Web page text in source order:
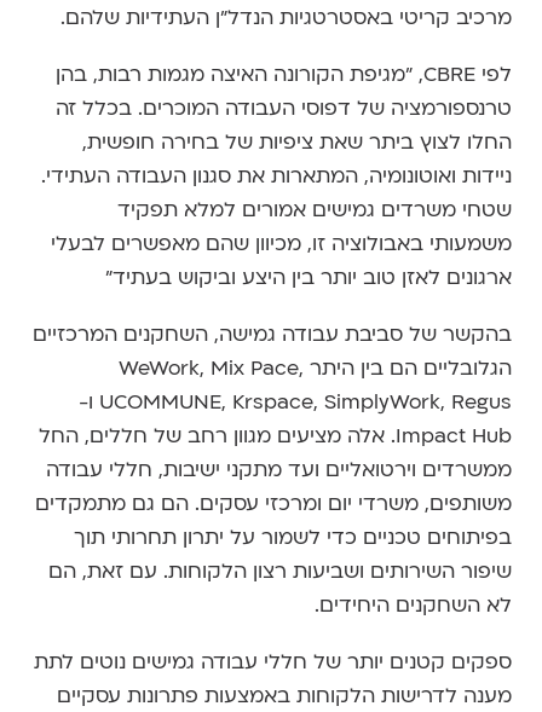
מרכיב קריטי באסטרטגיות הנדל"ן העתידיות שלהם.
לפי CBRE, "מגיפת הקורונה האיצה מגמות רבות, בהן
טרנספורמציה של דפוסי העבודה המוכרים. בכלל זה
החלו לצוץ ביתר שאת ציפיות של בחירה חופשית,
ניידות ואוטונומיה, המתארות את סגנון העבודה העתידי.
שטחי משרדים גמישים אמורים למלא תפקיד
משמעותי באבולוציה זו, מכיוון שהם מאפשרים לבעלי
ארגונים לאזן טוב יותר בין היצע וביקוש בעתיד"
בהקשר של סביבת עבודה גמישה, השחקנים המרכזיים
הגלובליים הם בין היתר WeWork, Mix Pace,
UCOMMUNE, Krspace, SimplyWork, Regus ו-
Impact Hub. אלה מציעים מגוון רחב של חללים, החל
ממשרדים וירטואליים ועד מתקני ישיבות, חללי עבודה
משותפים, משרדי יום ומרכזי עסקים. הם גם מתמקדים
בפיתוחים טכניים כדי לשמור על יתרון תחרותי תוך
שיפור השירותים ושביעות רצון הלקוחות. עם זאת, הם
לא השחקנים היחידים.
ספקים קטנים יותר של חללי עבודה גמישים נוטים לתת
מענה לדרישות הלקוחות באמצעות פתרונות עסקיים